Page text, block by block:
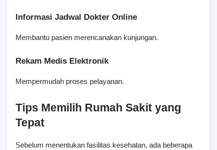
Informasi Jadwal Dokter Online
Membantu pasien merencanakan kunjungan.
Rekam Medis Elektronik
Mempermudah proses pelayanan.
Tips Memilih Rumah Sakit yang
Tepat
Sebelum menentukan fasilitas kesehatan, ada beberapa